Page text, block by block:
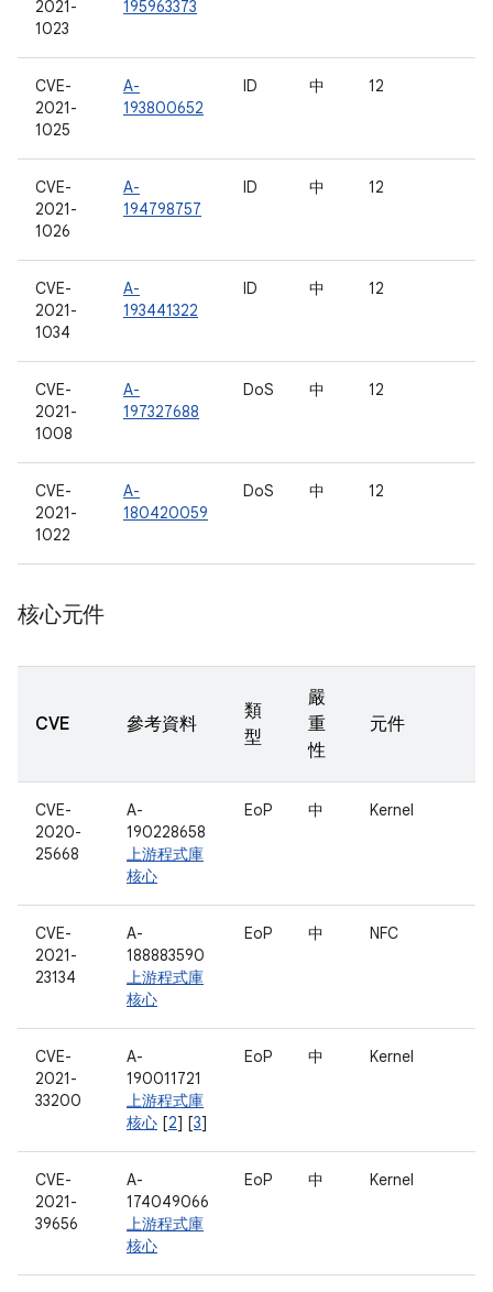
2021-
1023
195963373
CVE-
2021-
1025
A-
193800652
ID 中 12
CVE-
2021-
1026
A-
194798757
ID 中 12
CVE-
2021-
1034
A-
193441322
ID 中 12
CVE-
2021-
1008
A-
197327688
DoS 中 12
CVE-
2021-
1022
A-
180420059
DoS 中 12
核心元件
CVE 參考資料
類
型
嚴
重
性
元件
CVE-
2020-
25668
A-
190228658
上游程式庫
核心
EoP 中 Kernel
CVE-
2021-
23134
A-
188883590
上游程式庫
核心
EoP 中 NFC
CVE-
2021-
33200
A-
190011721
上游程式庫
核心 [2] [3]
EoP 中 Kernel
CVE-
2021-
39656
A-
174049066
上游程式庫
核心
EoP 中 Kernel